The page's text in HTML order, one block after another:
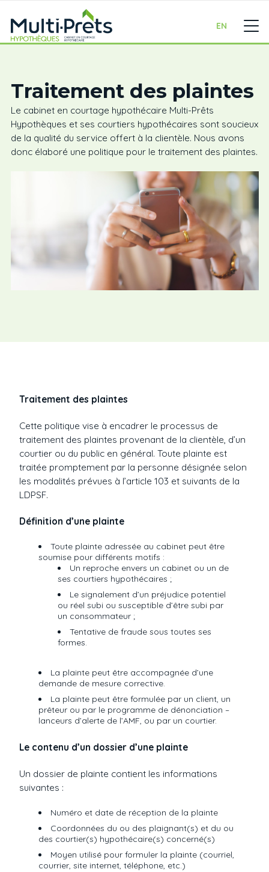
EN
Traitement des plaintes
Le cabinet en courtage hypothécaire Multi-Prêts
Hypothèques et ses courtiers hypothécaires sont soucieux
de la qualité du service offert à la clientèle. Nous avons
donc élaboré une politique pour le traitement des plaintes.
Traitement des plaintes
Cette politique vise à encadrer le processus de
traitement des plaintes provenant de la clientèle, d’un
courtier ou du public en général. Toute plainte est
traitée promptement par la personne désignée selon
les modalités prévues à l’article 103 et suivants de la
LDPSF.
Définition d’une plainte
Toute plainte adressée au cabinet peut être
soumise pour différents motifs :
Un reproche envers un cabinet ou un de
ses courtiers hypothécaires ;
Le signalement d’un préjudice potentiel
ou réel subi ou susceptible d’être subi par
un consommateur ;
Tentative de fraude sous toutes ses
formes.
La plainte peut être accompagnée d’une
demande de mesure corrective.
La plainte peut être formulée par un client, un
prêteur ou par le programme de dénonciation –
lanceurs d’alerte de l’AMF, ou par un courtier.
Le contenu d’un dossier d’une plainte
Un dossier de plainte contient les informations
suivantes :
Numéro et date de réception de la plainte
Coordonnées du ou des plaignant(s) et du ou
des courtier(s) hypothécaire(s) concerné(s)
Moyen utilisé pour formuler la plainte (courriel,
courrier, site internet, téléphone, etc.)